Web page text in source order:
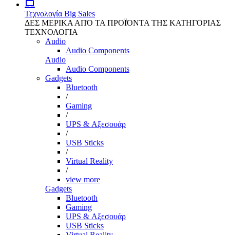
Τεχνολογία Big Sales
ΔΕΣ ΜΕΡΙΚΑ ΑΠΌ ΤΑ ΠΡΟΪΌΝΤΑ ΤΗΣ ΚΑΤΗΓΟΡΙΑΣ
ΤΕΧΝΟΛΟΓΙΑ
Audio
Audio Components
Audio
Audio Components
Gadgets
Bluetooth
/
Gaming
/
UPS & Αξεσουάρ
/
USB Sticks
/
Virtual Reality
/
view more
Gadgets
Bluetooth
Gaming
UPS & Αξεσουάρ
USB Sticks